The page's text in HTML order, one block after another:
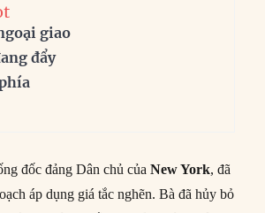
giao
đẩy
đốc đảng Dân chủ củaNew York, đã
áp dụng giá tắc nghẽn. Bà đã hủy bỏ